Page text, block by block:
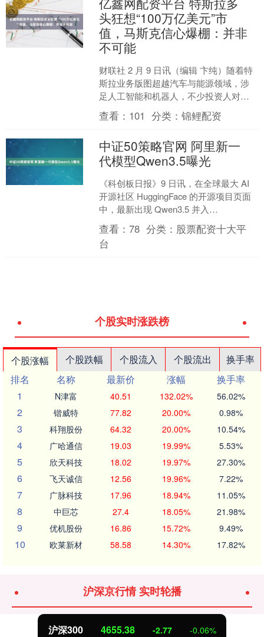
头狂想“100万亿美元”市
值，马斯克信心爆棚：并非
不可能
财联社 2 月 9 日讯（编辑 卞纯）随着特
斯拉业务版图超越汽车与能源领域，涉
足人工智能和机器人，不少投资人对其
抱有极高预期。 更有激进的特斯拉投资
者认为，特斯....
查看： 101 分类：锦鲤配资
中证50策略官网 阿里新一
代模型Qwen3.5曝光
《科创板日报》9 日讯，在全球最大 AI
开源社区 HuggingFace 的开源项目页面
中，最新出现 Qwen3.5 并入
Transformers 的新 P....
查看：78 分类： 股票配资十大平
台
个股实时涨跌榜
个股涨幅 个股跌幅 个股流入 个股流出
换手率
排名
名称 最新价 涨幅
换手率
1
N津富 40.51 132.02% 56.02%
2 锴威特 77.82 20.00% 0.98%
3 科翔股份 64.32 20.00% 10.54%
4 广哈通信 19.03 19.99% 5.53%
5 欣天科技 18.02 19.97% 27.30%
6 飞天诚信 12.56 19.96% 7.22%
7 广脉科技 17.96 18.94% 11.05%
8 中巨芯 27.4 18.05% 21.98%
9 优机股份 16.86 15.72% 9.49%
10 欧莱新材 58.58 14.30% 17.82%
沪深京行情 实时轮播
北证50 1120.58 1.11 0.10%